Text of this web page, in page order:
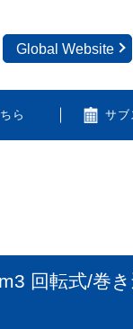
ら サブ
Global Website
回転式/巻